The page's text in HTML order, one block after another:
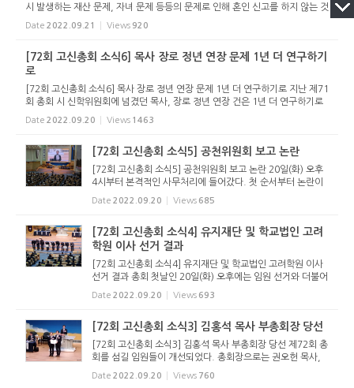
시 발생하는 재산 문제, 자녀 문제 등등의 문제로 인해 혼인 신고를 하지 않는 것
은 자신들의 이익만을 생각하는 불법, 편법적인 행위 고령사회가 됨에 따라 ‘황
Date 2022.09.21 Views 920
[72회 고신총회 소식6] 목사 장로 정년 연장 문제 1년 더 연구하기
로
[72회 고신총회 소식6] 목사 장로 정년 연장 문제 1년 더 연구하기로 지난 제71
회 총회 시 신학위원회에 넘겼던 목사, 장로 정년 연장 건은 1년 더 연구하기로
했다. 첫째 날 공천위원회 보고를 마친 뒤 이어진 유안건 보고를 통해 신학위원
회는 이 건이 많은...
Date 2022.09.20 Views 1463
[72회 고신총회 소식5] 공천위원회 보고 논란
[72회 고신총회 소식5] 공천위원회 보고 논란 20일(화) 오후
4시부터 본격적인 사무처리에 들어갔다. 첫 순서부터 논란이
있었다. 공천위원회 보고에 대한 문제제기가 있었던 것. 총회
재판국, 총회감사국, 선거관리위원회의 구성에 있어서 지역
Date 2022.09.20 Views 685
[72회 고신총회 소식4] 유지재단 및 학교법인 고려
학원 이사 선거 결과
[72회 고신총회 소식4] 유지재단 및 학교법인 고려학원 이사
선거 결과 총회 첫날인 20일(화) 오후에는 임원 선거와 더불어
총회유지재단 및 학교법인 고려학원 이사 선출이 있었다. 선출
된 이사는 다음과 같다. <총회유지재단 이사 당선자> 정영락
Date 2022.09.20 Views 693
[72회 고신총회 소식3] 김홍석 목사 부총회장 당선
[72회 고신총회 소식3] 김홍석 목사 부총회장 당선 제72회 총
회를 섬길 임원들이 개선되었다. 총회장으로는 권오헌 목사,
목사부총회장에 김홍석 목사, 장로부총회장에 전우수 장로가
당선되었다. 지난 해에 이어 각축을 벌인 서기에는 소재운 목
Date 2022.09.20 Views 760